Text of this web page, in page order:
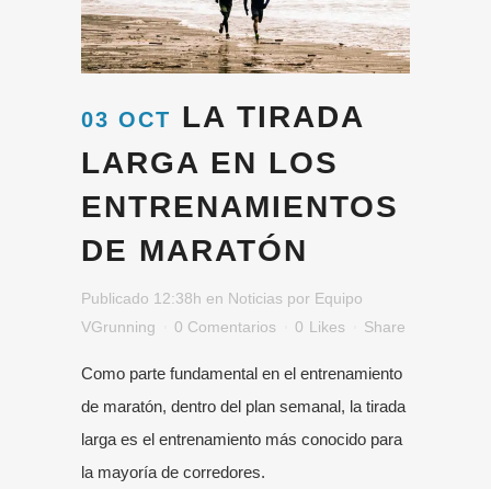
03 OCT LA TIRADA
LARGA EN LOS
ENTRENAMIENTOS
DE MARATÓN
Publicado 12:38h en Noticias por Equipo
VGrunning
0 Comentarios 0 Likes Share
Como parte fundamental en el entrenamiento
de maratón, dentro del plan semanal, la tirada
larga es el entrenamiento más conocido para
la mayoría de corredores.